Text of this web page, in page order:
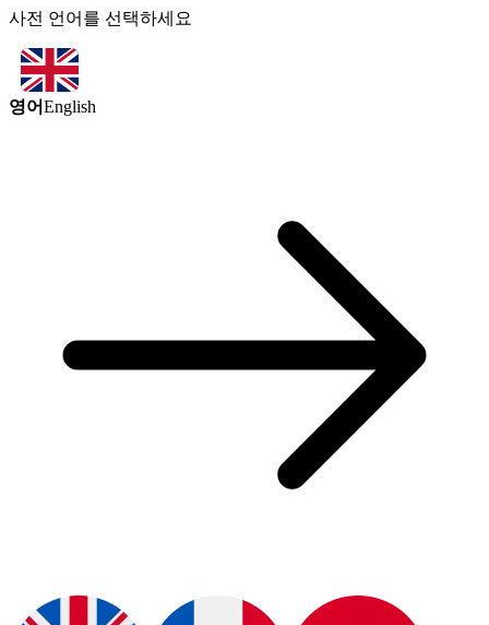
사전 언어를 선택하세요
영어English